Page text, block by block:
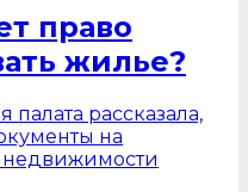
право
жилье?